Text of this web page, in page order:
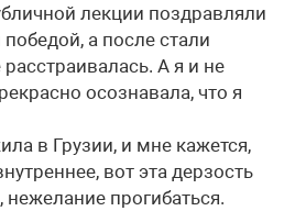
лекции поздравляли
а после стали
А я и не
осознавала, что я
в Грузии, и мне кажется,
вот эта дерзость
нежелание прогибаться.